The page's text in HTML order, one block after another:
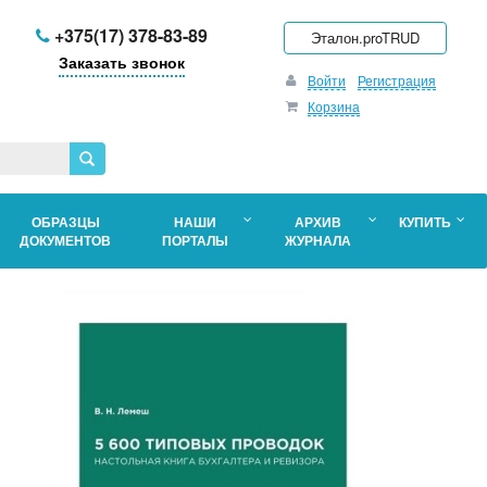
+375(17) 378-83-89
Заказать звонок
Эталон.proTRUD
Войти
Регистрация
Корзина
ОБРАЗЦЫ
ДОКУМЕНТОВ
НАШИ
ПОРТАЛЫ
АРХИВ
ЖУРНАЛА
КУПИТЬ